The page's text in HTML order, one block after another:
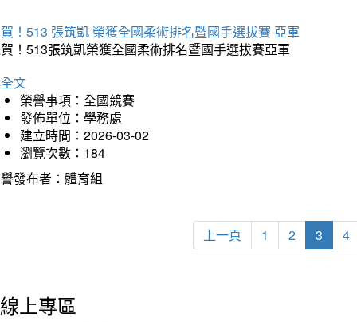
！513 張筑凱 榮獲全國柔術排名暨國手選拔賽 亞軍
！513張筑凱榮獲全國柔術排名暨國手選拔賽亞軍
文
榮譽事項：全國競賽
發佈單位：學務處
建立時間：2026-03-02
瀏覽次數：184
發布者：體育組
上一頁 1 2 3 4
線上專區